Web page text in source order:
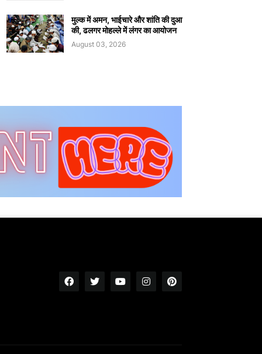
मुल्क में अमन, भाईचारे और शांति की दुआ
की, ढलगर मोहल्ले में लंगर का आयोजन
August 03, 2026